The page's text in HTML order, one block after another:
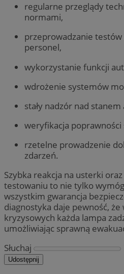
regularne przeglądy
normami,
przeprowadzanie
personel,
wykorzystanie funkcji
wdrożenie systemów
stały nadzór nad
weryfikacja poprawności
rzetelne prowadzenie
zdarzeń.
Szybka reakcja na usterki
testowaniu to nie tylko
wszystkim gwarancja
diagnostyka daje pewność, że
kryzysowych każda lampa
umożliwiając sprawną
Słuchaj
Udostępnij